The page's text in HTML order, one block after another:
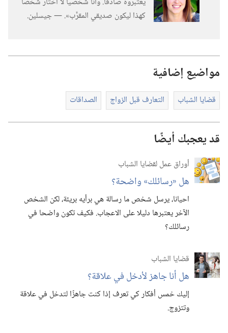
كهذا ليكون صديقي المقرَّب».‏ —‏ جيسلين.‏
مواضيع إضافية
قضايا الشباب التعارف قبل الزواج الصداقات
قد يعجبك أيضًا
أوراق عمل لقضايا الشباب
هل «رسائلك» واضحة؟‏
احيانا،‏ يرسل شخص ما رسالة هي برأيه بريئة،‏ لكن الشخص
الآخر يعتبرها دليلا على الاعجاب.‏ فكيف تكون واضحا في
رسائلك؟‏
قضايا الشباب
هل أنا جاهز لأدخل في علاقة؟‏
إليك خمس أفكار كي تعرف إذا كنت جاهزًا لتدخل في علاقة
وتتزوج.‏